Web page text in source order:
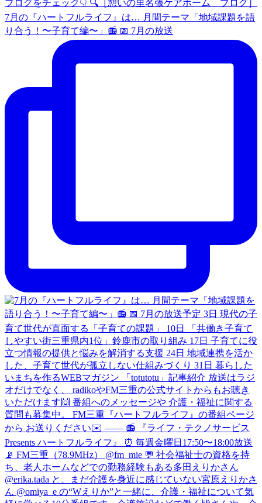
7月の『ハートフルライフ』は… 月間テーマ「地域課題を語
り合う！〜子育て編〜」📻️ 📅 7月の放送